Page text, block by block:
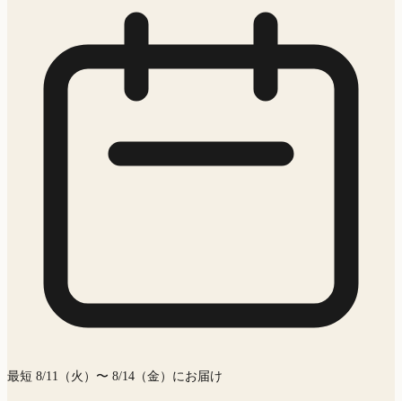
最短 8/11（火）〜 8/14（金）にお届け